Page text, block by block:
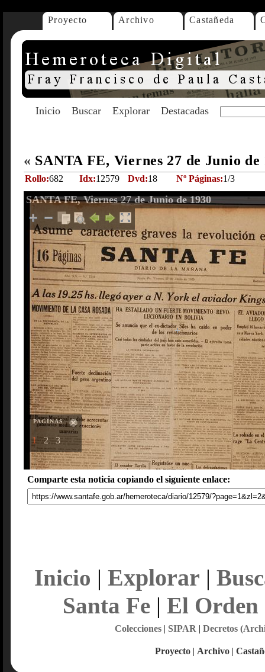
Proyecto Archivo Castañeda
Inicio Buscar Explorar Destacadas
« SANTA FE, Viernes 27 de Junio
Rollo:682 Idx:12579 Dvd:18 Nº Páginas:1/3
SANTA FE, Viernes 27 de Junio de 1930
PAGINAS
1 2 3
Comparte esta noticia copiando el siguiente enlace:
Inicio | Explorar |
Santa Fe| El Orden
Colecciones| SIPAR | Decretos
Proyecto | Archivo |